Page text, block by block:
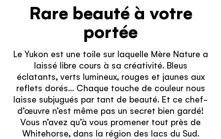
Rare beauté à votre
portée
Le Yukon est une toile sur laquelle Mère Nature a
laissé libre cours à sa créativité. Bleus
éclatants, verts lumineux, rouges et jaunes aux
reflets dorés… Chaque touche de couleur nous
laisse subjugués par tant de beauté. Et ce chef-
d’œuvre n’est même pas un secret bien gardé!
Vous n’avez qu’à vous promener tout près de
Whitehorse, dans la région des lacs du Sud.